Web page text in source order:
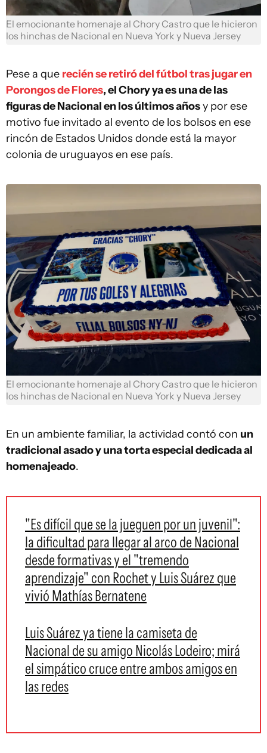
El emocionante homenaje al Chory Castro que le hicieron
los hinchas de Nacional en Nueva York y Nueva Jersey
Pese a que recién se retiró del fútbol tras jugar en
Porongos de Flores, el Chory ya es una de las
figuras de Nacional en los últimos añosy por ese
motivo fue invitado al evento de los bolsos en ese
rincón de Estados Unidos donde está la mayor
colonia de uruguayos en ese país.
El emocionante homenaje al Chory Castro que le hicieron
los hinchas de Nacional en Nueva York y Nueva Jersey
En un ambiente familiar, la actividad contó con un
tradicional asado y una torta especial dedicada al
homenajeado.
"Es difícil que se la jueguen por un juvenil":
la dificultad para llegar al arco de Nacional
desde formativas y el "tremendo
aprendizaje" con Rochet y Luis Suárez que
vivió Mathías Bernatene
Luis Suárez ya tiene la camiseta de
Nacional de su amigo Nicolás Lodeiro; mirá
el simpático cruce entre ambos amigos en
las redes